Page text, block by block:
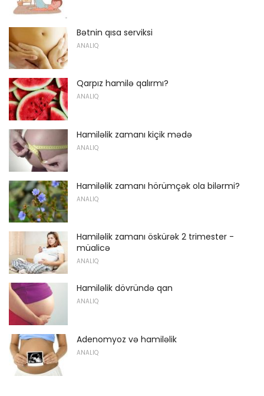
Bətnin qısa serviksi
ANALIQ
Qarpız hamilə qalırmı?
ANALIQ
Hamiləlik zamanı kiçik mədə
ANALIQ
Hamiləlik zamanı hörümçək ola bilərmi?
ANALIQ
Hamiləlik zamanı öskürək 2 trimester -
müalicə
ANALIQ
Hamiləlik dövründə qan
ANALIQ
Adenomyoz və hamiləlik
ANALIQ